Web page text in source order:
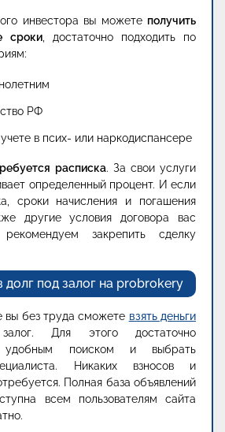
инвестора вы можете получить
сроки, достаточно подходить по
РФ
в псих- или наркодиспансере
расписка. За свои услуги
определенный процент. И если
сроки начисления и погашения
другие условия договора вас
закрепить сделку
долг под залог на probrokery
вы без труда сможете взять деньги
Для этого достаточно
удобным поиском и выбрать
Никаких взносов и
Полная база объявлений
всем пользователям сайта